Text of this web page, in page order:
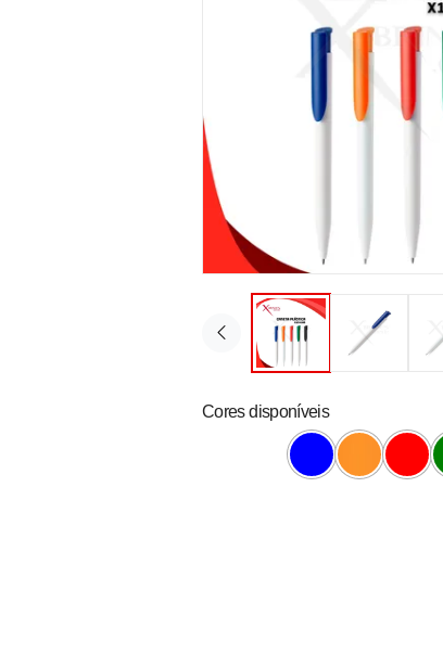
Cores disponíveis